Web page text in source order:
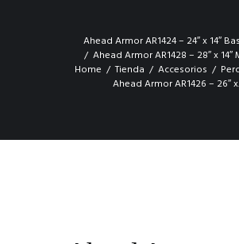
Ahead Armor AR1424 – 24″ x 14″
Ahead Armor AR1428 – 28″ x 14″
Home
Tienda Accesorios
Ahead Armor AR1426 – 26″